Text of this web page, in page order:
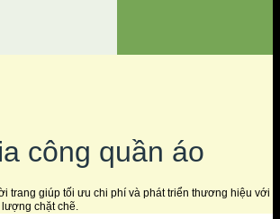
công quần áo
trang giúp tối ưu chi phí và phát triển thương hiệu với
chặt chẽ.